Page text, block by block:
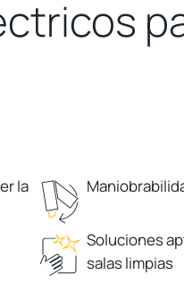
la
Soluciones
salas limpias